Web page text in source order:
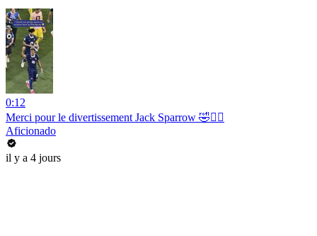
0:12
Merci pour le divertissement Jack Sparrow 🤣🏴‍☠️
Aficionado
il y a 4 jours